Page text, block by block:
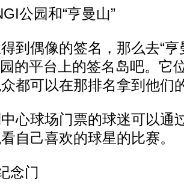
园和“亨曼山”
偶像的签名，那么去“亨
的平台上的签名岛吧。它
都可以在那排名拿到他们
球场门票的球迷可以通
自己喜欢的球星的比赛。
门